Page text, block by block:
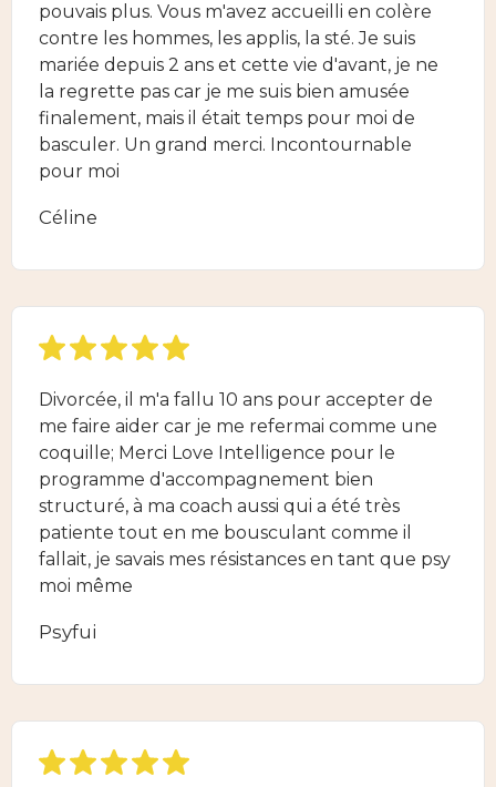
pouvais plus. Vous m'avez accueilli en colère
contre les hommes, les applis, la sté. Je suis
mariée depuis 2 ans et cette vie d'avant, je ne
la regrette pas car je me suis bien amusée
finalement, mais il était temps pour moi de
basculer. Un grand merci. Incontournable
pour moi
Céline
Divorcée, il m'a fallu 10 ans pour accepter de
me faire aider car je me refermai comme une
coquille; Merci Love Intelligence pour le
programme d'accompagnement bien
structuré, à ma coach aussi qui a été très
patiente tout en me bousculant comme il
fallait, je savais mes résistances en tant que psy
moi même
Psyfui